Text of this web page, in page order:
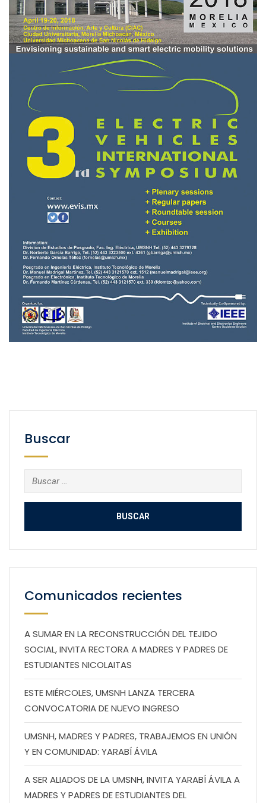
Buscar
Buscar:
Comunicados recientes
A SUMAR EN LA RECONSTRUCCIÓN DEL TEJIDO
SOCIAL, INVITA RECTORA A MADRES Y PADRES DE
ESTUDIANTES NICOLAITAS
ESTE MIÉRCOLES, UMSNH LANZA TERCERA
CONVOCATORIA DE NUEVO INGRESO
UMSNH, MADRES Y PADRES, TRABAJEMOS EN UNIÓN
Y EN COMUNIDAD: YARABÍ ÁVILA
A SER ALIADOS DE LA UMSNH, INVITA YARABÍ ÁVILA A
MADRES Y PADRES DE ESTUDIANTES DEL